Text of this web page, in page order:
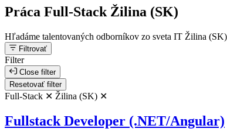
Práca Full-Stack Žilina (SK)
Hľadáme talentovaných odborníkov zo sveta IT Žilina
Filtrovať
Filter
Close filter
Resetovať filter
Full-Stack ✕ Žilina (SK) ✕
Fullstack Developer (.NET/Angular)